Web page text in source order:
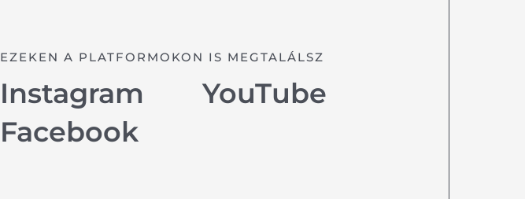
EZEKEN A PLATFORMOKON IS MEGTALÁLSZ
Instagram
Facebook
YouTube